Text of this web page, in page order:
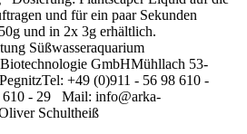
und für ein paar Sekunden
und in 2x 3g erhältlich.
Süßwasseraquarium
GmbHMühllach 53-
+49 (0)911 - 56 98 610 -
610 - 29 Mail: info@arka-
Schultheiß